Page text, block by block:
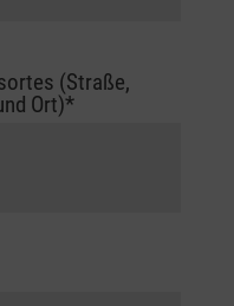
(Straße,
Ort)*